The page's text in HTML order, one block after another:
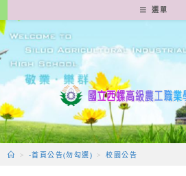
轉
至
要
容
選單
> -首頁公告(勿勾選) > 校園公告